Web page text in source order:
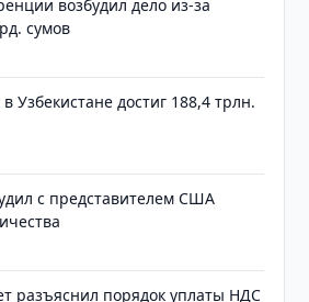
возбудил дело из-за
сумов
Узбекистане достиг 188,4 трлн.
с представителем США
разъяснил порядок уплаты НДС